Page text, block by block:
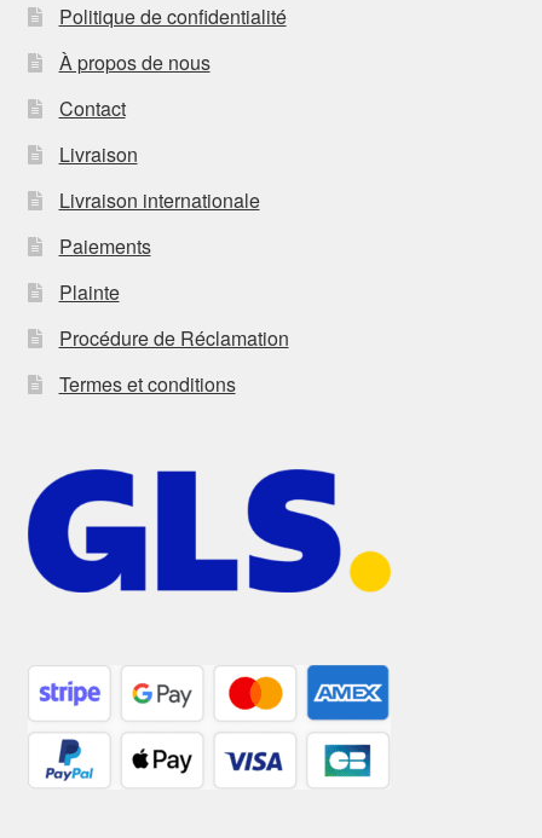
Politique de confidentialité
À propos de nous
Contact
Livraison
Livraison internationale
Paiements
Plainte
Procédure de Réclamation
Termes et conditions